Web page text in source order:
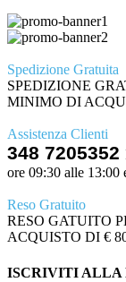
Spedizione Gratuita
SPEDIZIONE
MINIMO DI
Assistenza Clienti
348 7205352
ore 09:30 alle 13:00
Reso Gratuito
RESO GATUITO
ACQUISTO DI €
ISCRIVITI ALLA